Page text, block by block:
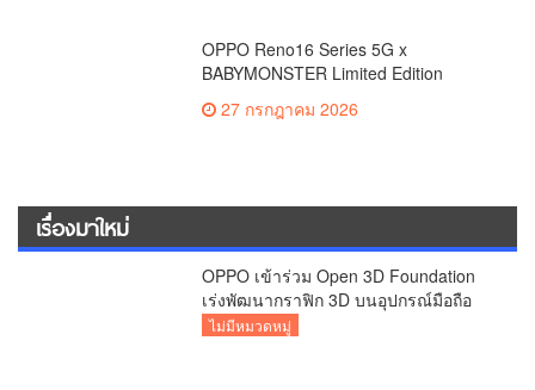
OPPO Reno16 Series 5G x
BABYMONSTER Limited Edition
Collection พร้อมให้เป็นเจ้าของไอเทมสุด
เอ็กซ์คลูซีฟ
27 กรกฎาคม 2026
เรื่องมาใหม่
OPPO เข้าร่วม Open 3D Foundation
เร่งพัฒนากราฟิก 3D บนอุปกรณ์มือถือ
ไม่มีหมวดหมู่